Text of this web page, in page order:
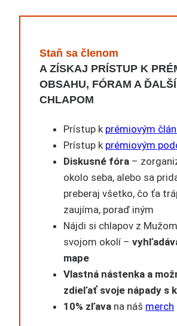
Staň sa členom
A ZÍSKAJ PRÍSTUP K
OBSAHU, FÓRAM A
CHLAPOM
Prístup k prémiovým
Prístup k prémiovým
Diskusné fóra –
okolo seba, alebo sa
preberaj všetko, čo ťa
zaujíma, poraď iným
Nájdi si chlapov z
svojom okolí –
mape
Vlastná nástenka a
zdieľať svoje nápady s
10% zľava na náš merch